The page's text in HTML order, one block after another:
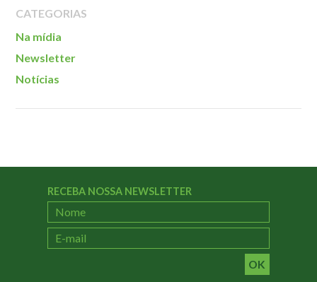
CATEGORIAS
Na mídia
Newsletter
Notícias
RECEBA NOSSA NEWSLETTER
OK